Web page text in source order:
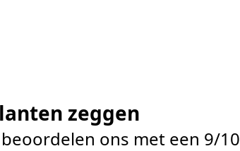
zeggen
ons met een 9/10